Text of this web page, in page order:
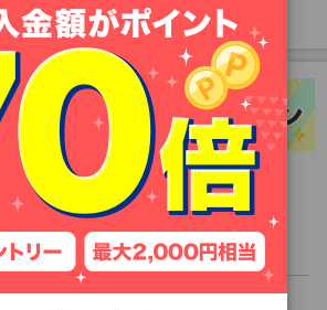
様は、楽天市場アプリが起動します。
グ クーポン 無料 セール